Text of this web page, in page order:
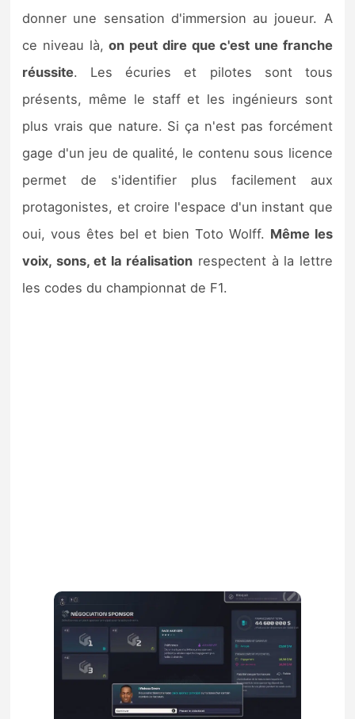
donner une sensation d'immersion au joueur. A
ce niveau là,on peut dire que c'est une franche
réussite. Les écuries et pilotes sont tous
présents, même le staff et les ingénieurs sont
plus vrais que nature. Si ça n'est pas forcément
gage d'un jeu de qualité, le contenu sous licence
permet de s'identifier plus facilement aux
protagonistes, et croire l'espace d'un instant que
oui, vous êtes bel et bien Toto Wolff. Même les
voix, sons, et la réalisation respectent à la lettre
les codes du championnat de F1.